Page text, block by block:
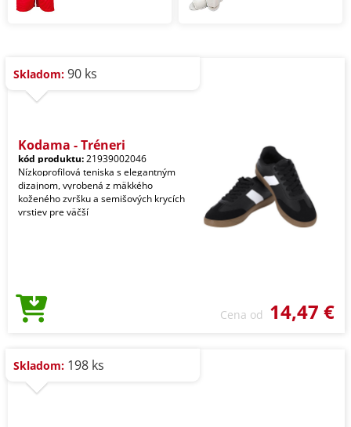
Skladom: 90 ks
Kodama - Tréneri
kód produktu:21939002046
Nízkoprofilová teniska s elegantným
dizajnom, vyrobená z mäkkého
koženého zvršku a semišových krycích
vrstiev pre väčší
Cena od 14,47 €
Skladom: 198 ks